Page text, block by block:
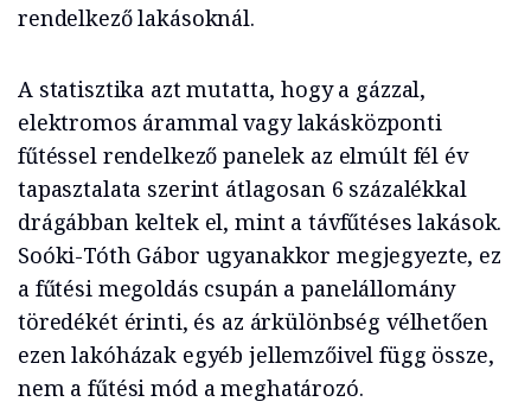
rendelkező lakásoknál.
A statisztika azt mutatta, hogy a gázzal,
elektromos árammal vagy lakásközponti
fűtéssel rendelkező panelek az elmúlt fél év
tapasztalata szerint átlagosan 6 százalékkal
drágábban keltek el, mint a távfűtéses lakások.
Soóki-Tóth Gábor ugyanakkor megjegyezte, ez
a fűtési megoldás csupán a panelállomány
töredékét érinti, és az árkülönbség vélhetően
ezen lakóházak egyéb jellemzőivel függ össze,
nem a fűtési mód a meghatározó.